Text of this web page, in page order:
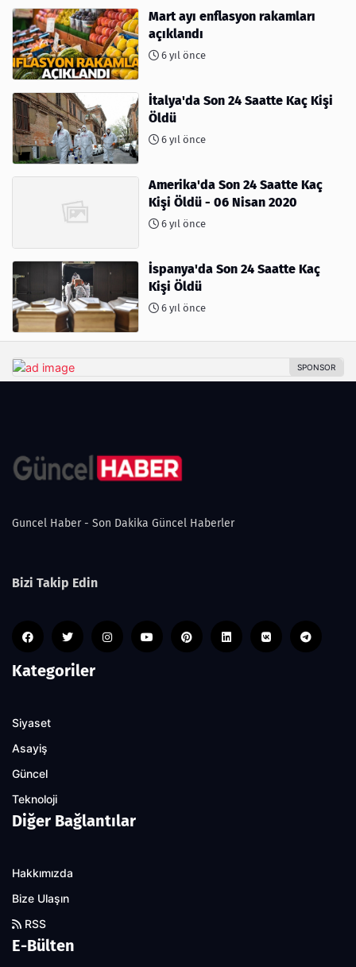
Mart ayı enflasyon rakamları
açıklandı
6 yıl önce
İtalya'da Son 24 Saatte Kaç Kişi
Öldü
6 yıl önce
Amerika'da Son 24 Saatte Kaç
Kişi Öldü - 06 Nisan 2020
6 yıl önce
İspanya'da Son 24 Saatte Kaç
Kişi Öldü
6 yıl önce
Guncel Haber - Son Dakika Güncel Haberler
Bizi Takip Edin
Kategoriler
Siyaset
Asayiş
Güncel
Teknoloji
Diğer Bağlantılar
Hakkımızda
Bize Ulaşın
RSS
E-Bülten